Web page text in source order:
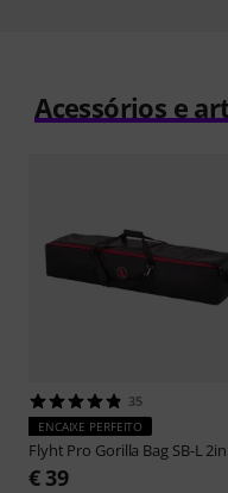
Acessórios e
35
ENCAIXE PERFEITO
Flyht Pro Gorilla Bag SB-L
€ 39